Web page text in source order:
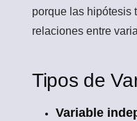
porque las hipótesis
relaciones entre
Tipos de
Variable